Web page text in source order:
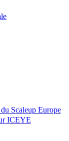
Scaleup Europe
ICEYE